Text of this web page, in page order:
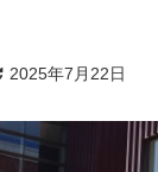
2025年7月22日